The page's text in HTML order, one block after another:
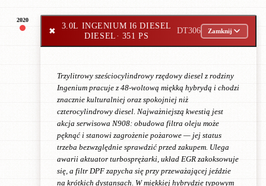
2020
✖
3.0L INGENIUM I6 DIESEL
DIESEL· 351 PS
DT306 Zamknij
Trzylitrowy sześciocylindrowy rzędowy diesel z rodziny
Ingenium pracuje z 48-woltową miękką hybrydą i chodzi
znacznie kulturalniej oraz spokojniej niż
czterocylindrowy diesel. Najważniejszą kwestią jest
akcja serwisowa N908: obudowa filtra oleju może
pęknąć i stanowi zagrożenie pożarowe — jej status
trzeba bezwzględnie sprawdzić przed zakupem. Ulega
awarii aktuator turbosprężarki, układ EGR zakoksowuje
się, a filtr DPF zapycha się przy przeważającej jeździe
na krótkich dystansach. W miękkiej hybrydzie typowym